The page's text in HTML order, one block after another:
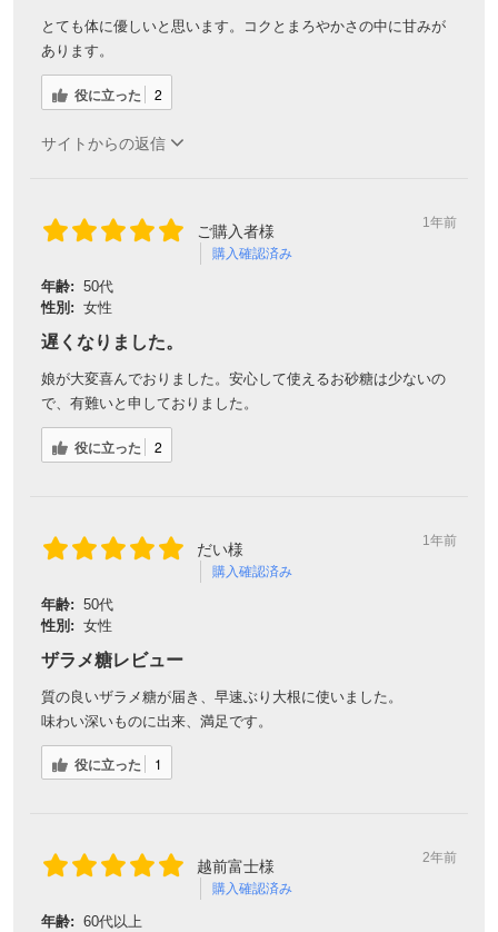
とても体に優しいと思います。コクとまろやかさの中に甘みが
あります。
役に立った 2
サイトからの返信
ご購入者様
購入確認済み
1年前
年齢: 50代
性別: 女性
遅くなりました。
娘が大変喜んでおりました。安心して使えるお砂糖は少ないの
で、有難いと申しておりました。
役に立った 2
だい様
購入確認済み
1年前
年齢: 50代
性別: 女性
ザラメ糖レビュー
質の良いザラメ糖が届き、早速ぶり大根に使いました。
味わい深いものに出来、満足です。
役に立った 1
越前富士様
購入確認済み
2年前
年齢: 60代以上